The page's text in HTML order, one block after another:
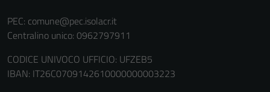
PEC: comune@pec.isolacr.it
Centralino unico: 0962797911
CODICE UNIVOCO UFFICIO: UFZEB5
IBAN: IT26C0709142610000000003223
(si veda la